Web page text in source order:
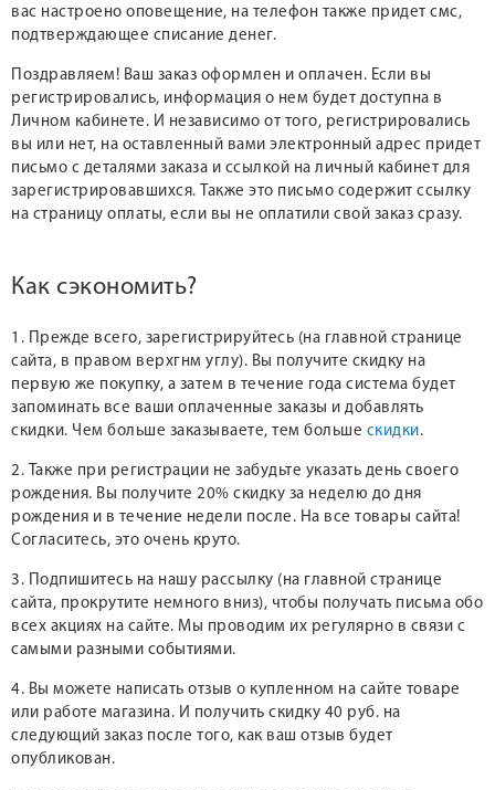
вас настроено оповещение, на телефон также придет смс,
подтверждающее списание денег.
Поздравляем! Ваш заказ оформлен и оплачен. Если вы
регистрировались, информация о нем будет доступна в
Личном кабинете. И независимо от того, регистрировались
вы или нет, на оставленный вами электронный адрес придет
письмо с деталями заказа и ссылкой на личный кабинет для
зарегистрировавшихся. Также это письмо содержит ссылку
на страницу оплаты, если вы не оплатили свой заказ сразу.
Как сэкономить?
1. Прежде всего, зарегистрируйтесь (на главной странице
сайта, в правом верхгнм углу). Вы получите скидку на
первую же покупку, а затем в течение года система будет
запоминать все ваши оплаченные заказы и добавлять
скидки. Чем больше заказываете, тем больше скидки.
2. Также при регистрации не забудьте указать день своего
рождения. Вы получите 20% скидку за неделю до дня
рождения и в течение недели после. На все товары сайта!
Согласитесь, это очень круто.
3. Подпишитесь на нашу рассылку (на главной странице
сайта, прокрутите немного вниз), чтобы получать письма обо
всех акциях на сайте. Мы проводим их регулярно в связи с
самыми разными событиями.
4. Вы можете написать отзыв о купленном на сайте товаре
или работе магазина. И получить скидку 40 руб. на
следующий заказ после того, как ваш отзыв будет
опубликован.